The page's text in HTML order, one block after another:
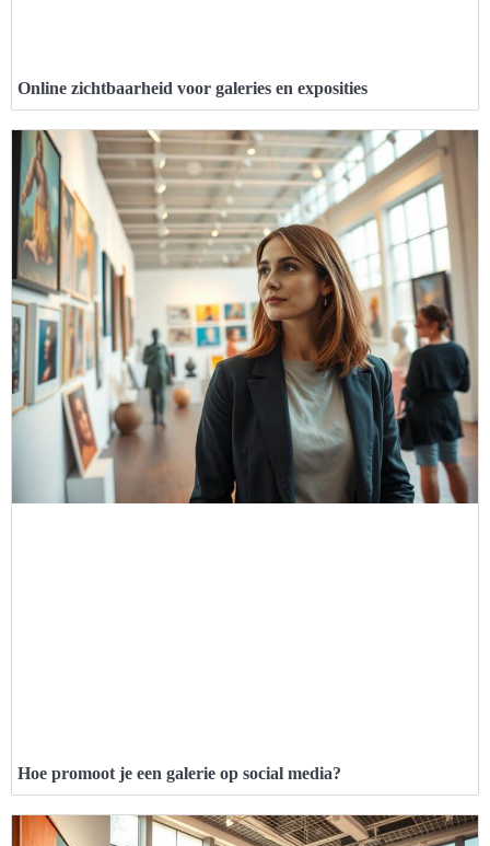
Online zichtbaarheid voor galeries en exposities
Hoe promoot je een galerie op social media?